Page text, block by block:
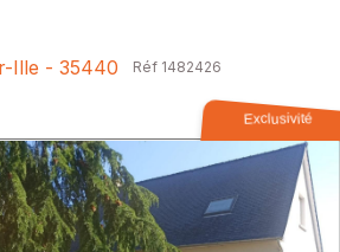
Ille - 35440 Réf 1482426
Exclusivité